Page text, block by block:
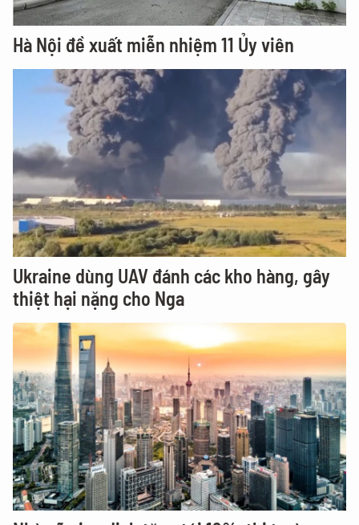
Hà Nội đề xuất miễn nhiệm 11 Ủy viên
Ukraine dùng UAV đánh các kho hàng, gây
thiệt hại nặng cho Nga